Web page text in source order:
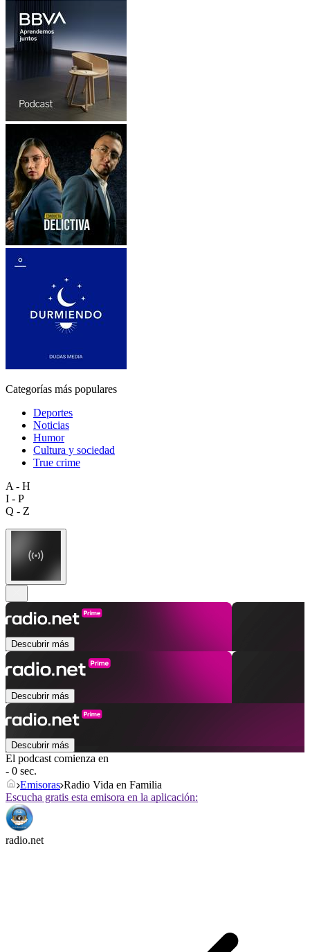
Categorías más populares
Deportes
Noticias
Humor
Cultura y sociedad
True crime
A - H
I - P
Q - Z
Descubrir más
Descubrir más
Descubrir más
El podcast comienza en
- 0 sec.
Emisoras Radio Vida en Familia
Escucha gratis esta emisora en la aplicación:
radio.net